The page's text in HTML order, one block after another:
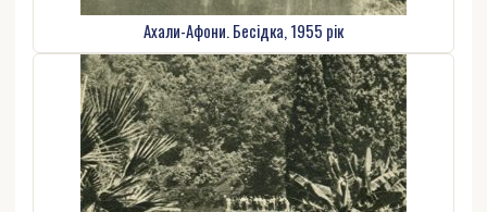
Ахали-Афони. Бесідка, 1955 рік